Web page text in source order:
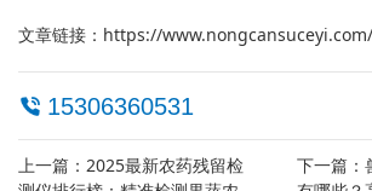
文章链接： https://
15306360531
上一篇： 2025最新农药残留检
下一篇：